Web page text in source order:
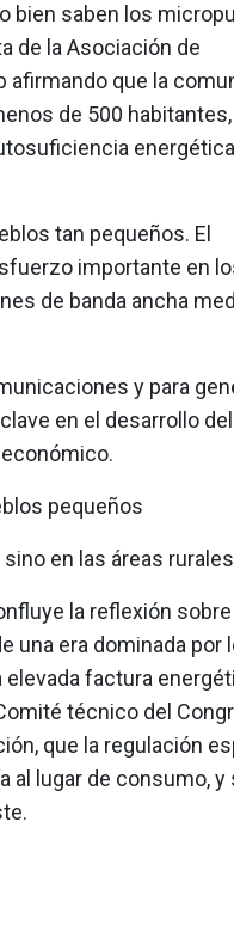
bien saben los
de la Asociación de
afirmando que la
de 500
tan pequeños. El
importante en
de banda ancha
y para
en el desarrollo
pequeños
en las áreas rurales
la reflexión sobre
una era dominada por
factura
técnico del
que la regulación
al lugar de consumo, y